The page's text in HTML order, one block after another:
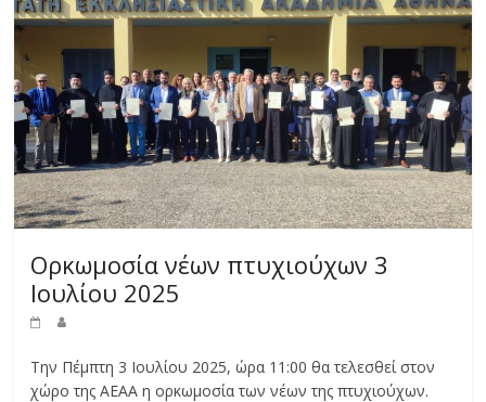
Ορκωμοσία νέων πτυχιούχων 3
Ιουλίου 2025
Την Πέμπτη 3 Ιουλίου 2025, ώρα 11:00 θα τελεσθεί στον
χώρο της ΑΕΑΑ η ορκωμοσία των νέων της πτυχιούχων.